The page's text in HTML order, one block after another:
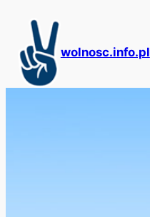
treści
wolnosc.info.pl